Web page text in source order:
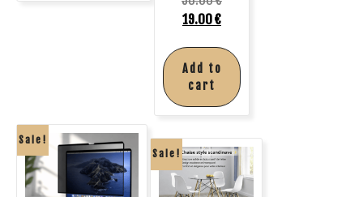
19.00€
Add to
cart
Sale!
Sale!